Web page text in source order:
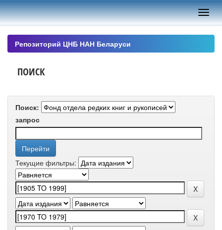
Skip
navigation
Репозиторий ЦНБ НАН Беларуси
ПОИСК
Поиск:
запрос
Текущие фильтры: